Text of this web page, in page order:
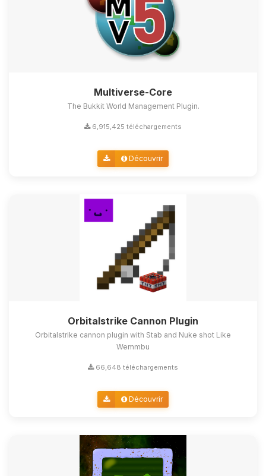
Multiverse-Core
The Bukkit World Management Plugin.
6,915,425 téléchargements
Découvrir
Orbitalstrike Cannon Plugin
Orbitalstrike cannon plugin with Stab and Nuke shot Like
Wemmbu
66,648 téléchargements
Découvrir